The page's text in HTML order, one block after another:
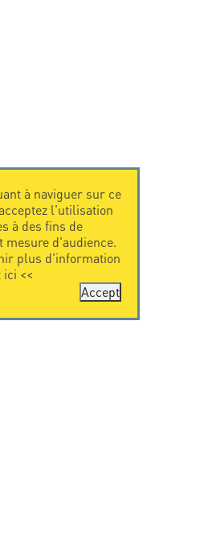
à naviguer sur ce
l'utilisation
à des fins de
mesure d'audience.
plus d'information
ici <<
Accept